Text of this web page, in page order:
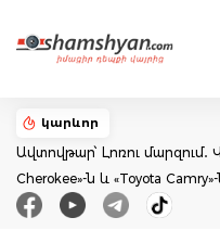
կարևոր
Ավտովթար՝ Լոռու մարզում․
Cherokee»-ն և «Toyota